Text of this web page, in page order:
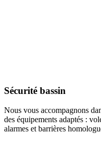
Sécurité bassin
Nous vous accompagnons
des équipements adaptés :
alarmes et barrières